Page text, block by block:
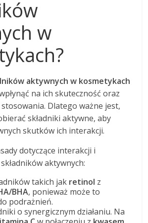
w
aktywnych w kosmetykach
na ich skuteczność oraz
Dlatego ważne jest,
składniki aktywne, aby
skutków ich interakcji.
dotyczące interakcji i
aktywnych:
takich jak retinol z
BHA, ponieważ może to
podrażnień.
o synergicznym działaniu. Na